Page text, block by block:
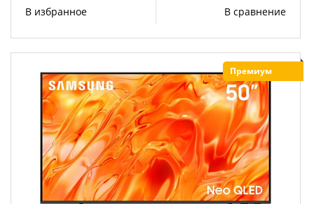
В избранное В сравнение
Премиум